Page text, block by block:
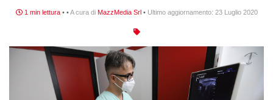
1 min lettura • • A cura di MazzMedia Srl • Ultimo aggiornamento: 23 Luglio 2020